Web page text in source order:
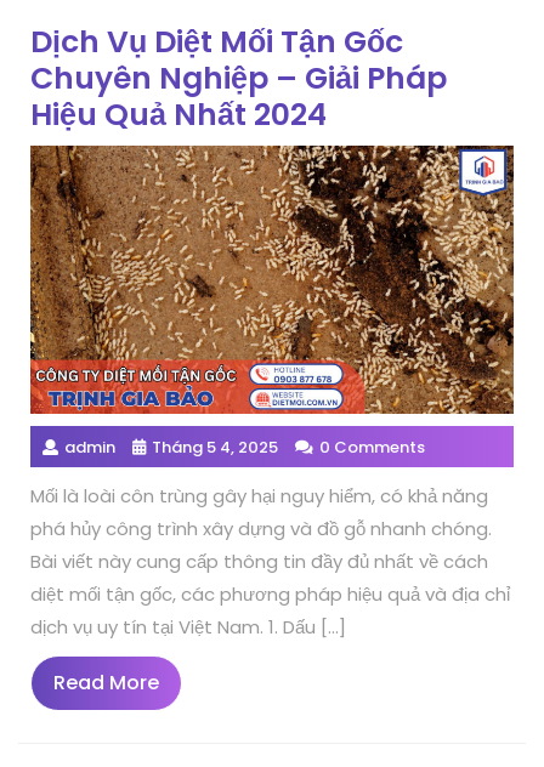
Dịch Vụ Diệt Mối Tận Gốc
Chuyên Nghiệp – Giải Pháp
Hiệu Quả Nhất 2024
admin Tháng 5 4, 2025 0 Comments
Mối là loài côn trùng gây hại nguy hiểm, có khả năng
phá hủy công trình xây dựng và đồ gỗ nhanh chóng.
Bài viết này cung cấp thông tin đầy đủ nhất về cách
diệt mối tận gốc, các phương pháp hiệu quả và địa chỉ
dịch vụ uy tín tại Việt Nam. 1. Dấu […]
Read MoreRead
More